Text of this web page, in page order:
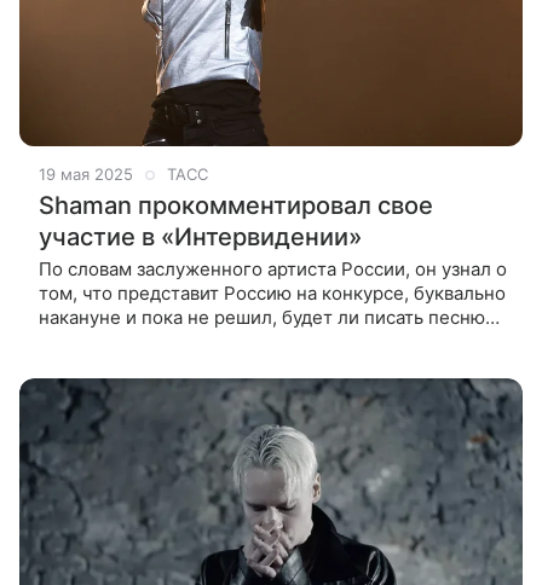
19 мая 2025 ТАСС
Shaman прокомментировал свое
участие в «Интервидении»
По словам заслуженного артиста России, он узнал о
том, что представит Россию на конкурсе, буквально
накануне и пока не решил, будет ли писать песню
Дронов, известный